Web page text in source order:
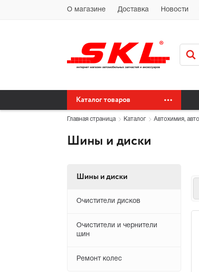
Автохимия Краснодар Доставка доставка по Краснодарскому
сайт автохимия оптомО магазине Доставка Новости
Каталог товаров
Главная страница Каталог Автохимия,
Шины и диски
Шины и диски
Очистители дисков
Очистители и чернители
шин
Ремонт колес